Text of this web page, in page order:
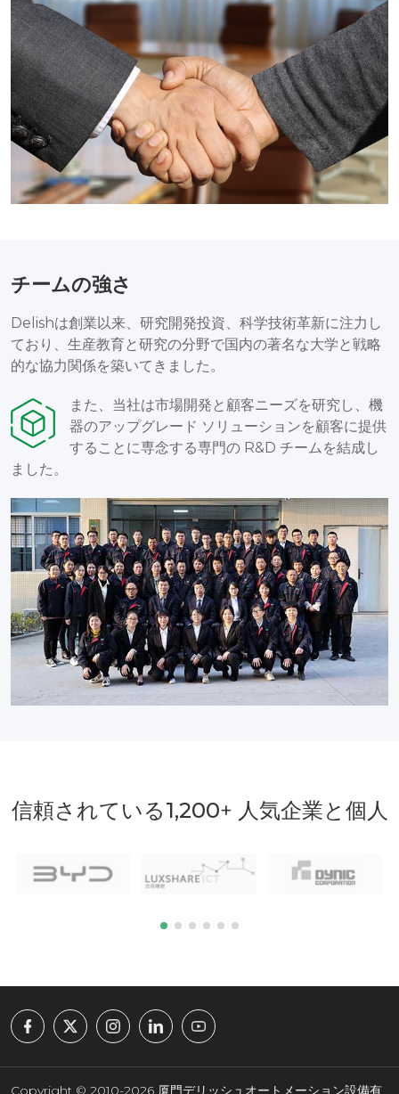
チームの強さ
Delishは創業以来、研究開発投資、科学技術革新に注力し
ており、生産教育と研究の分野で国内の著名な大学と戦略
的な協力関係を築いてきました。
また、当社は市場開発と顧客ニーズを研究し、機
器のアップグレード ソリューションを顧客に提供
することに専念する専門の R&D チームを結成し
ました。
信頼されている1,200+ 人気企業と個人
Copyright © 2010-2026 厦門デリッシュオートメーション設備有